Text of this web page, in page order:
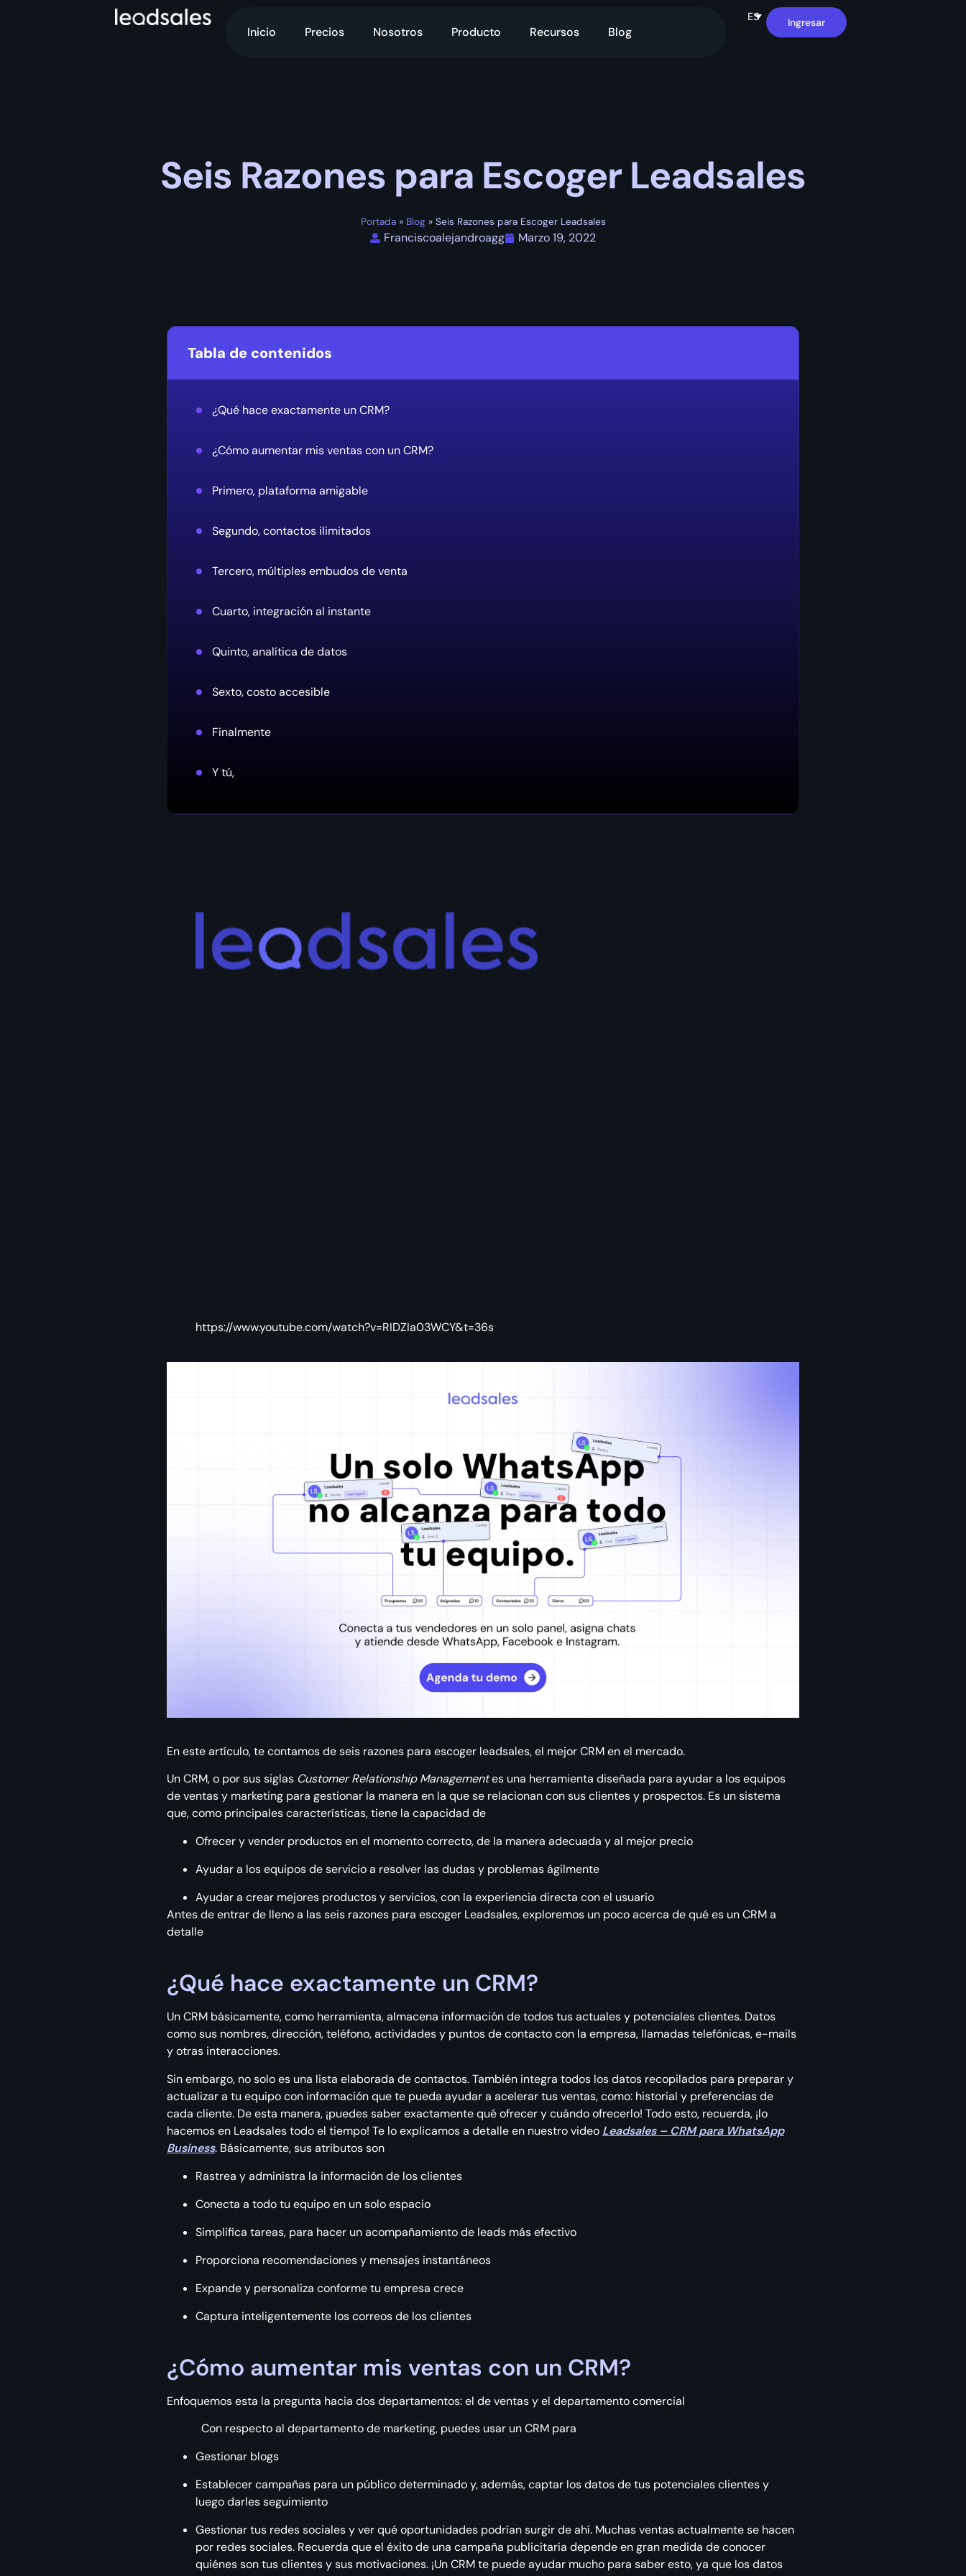
Inicio Precios Nosotros Producto Recursos Blog
ES Ingresar
Seis Razones para Escoger Leadsales
Portada» Blog» Seis Razones para Escoger Leadsales
Franciscoalejandroagg Marzo 19, 2022
Tabla de contenidos
¿Qué hace exactamente un CRM?
¿Cómo aumentar mis ventas con un CRM?
Primero, plataforma amigable
Segundo, contactos ilimitados
Tercero, múltiples embudos de venta
Cuarto, integración al instante
Quinto, analítica de datos
Sexto, costo accesible
Finalmente
Y tú,
https://www.youtube.com/watch?v=RIDZIa03WCY&t=36s
En este artículo, te contamos de seis razones para escoger leadsales, el mejor CRM en el mercado.
Un CRM, o por sus siglas Customer Relationship Managementes una herramienta diseñada para ayudar a los equipos
de ventas y marketing para gestionar la manera en la que se relacionan con sus clientes y prospectos. Es un sistema
que, como principales características, tiene la capacidad de
Ofrecer y vender productos en el momento correcto, de la manera adecuada y al mejor precio
Ayudar a los equipos de servicio a resolver las dudas y problemas ágilmente
Ayudar a crear mejores productos y servicios, con la experiencia directa con el usuario
Antes de entrar de lleno a las seis razones para escoger Leadsales, exploremos un poco acerca de qué es un CRM a
detalle
¿Qué hace exactamente un CRM?
Un CRM básicamente, como herramienta, almacena información de todos tus actuales y potenciales clientes. Datos
como sus nombres, dirección, teléfono, actividades y puntos de contacto con la empresa, llamadas telefónicas, e-mails
y otras interacciones.
Sin embargo, no solo es una lista elaborada de contactos. También integra todos los datos recopilados para preparar y
actualizar a tu equipo con información que te pueda ayudar a acelerar tus ventas, como: historial y preferencias de
cada cliente. De esta manera, ¡puedes saber exactamente qué ofrecer y cuándo ofrecerlo! Todo esto, recuerda, ¡lo
hacemos en Leadsales todo el tiempo! Te lo explicamos a detalle en nuestro video Leadsales – CRM para WhatsApp
Business. Básicamente, sus atributos son
Rastrea y administra la información de los clientes
Conecta a todo tu equipo en un solo espacio
Simplifica tareas, para hacer un acompañamiento de leads más efectivo
Proporciona recomendaciones y mensajes instantáneos
Expande y personaliza conforme tu empresa crece
Captura inteligentemente los correos de los clientes
¿Cómo aumentar mis ventas con un CRM?
Enfoquemos esta la pregunta hacia dos departamentos: el de ventas y el departamento comercial
Con respecto al departamento de marketing, puedes usar un CRM para
Gestionar blogs
Establecer campañas para un público determinado y, además, captar los datos de tus potenciales clientes y
luego darles seguimiento
Gestionar tus redes sociales y ver qué oportunidades podrían surgir de ahí. Muchas ventas actualmente se hacen
por redes sociales. Recuerda que el éxito de una campaña publicitaria depende en gran medida de conocer
quiénes son tus clientes y sus motivaciones. ¡Un CRM te puede ayudar mucho para saber esto, ya que los datos